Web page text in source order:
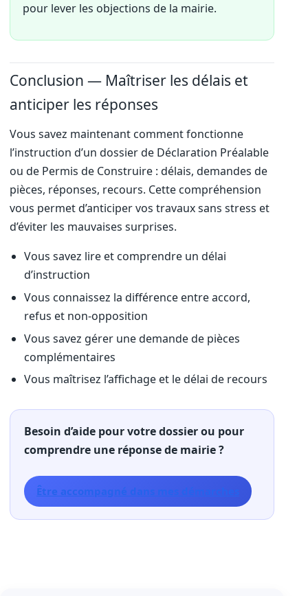
pour lever les objections de la mairie.
Conclusion — Maîtriser les délais et
anticiper les réponses
Vous savez maintenant comment fonctionne
l’instruction d’un dossier de Déclaration Préalable
ou de Permis de Construire : délais, demandes de
pièces, réponses, recours. Cette compréhension
vous permet d’anticiper vos travaux sans stress et
d’éviter les mauvaises surprises.
Vous savez lire et comprendre un délai
d’instruction
Vous connaissez la différence entre accord,
refus et non-opposition
Vous savez gérer une demande de pièces
complémentaires
Vous maîtrisez l’affichage et le délai de recours
Besoin d’aide pour votre dossier ou pour
comprendre une réponse de mairie ?
Être accompagné dans mes démarches